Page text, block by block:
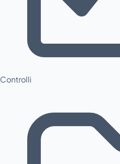
Controlli